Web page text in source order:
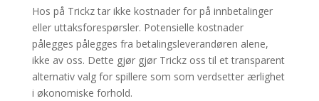
Hos på Trickz tar ikke kostnader for på innbetalinger
eller uttaksforespørsler. Potensielle kostnader
pålegges pålegges fra betalingsleverandøren alene,
ikke av oss. Dette gjør gjør Trickz oss til et transparent
alternativ valg for spillere som som verdsetter ærlighet
i økonomiske forhold.